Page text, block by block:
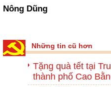
Nông Dũng
Những tin cũ hơn
Tặng quà tết tại
thành phố Cao